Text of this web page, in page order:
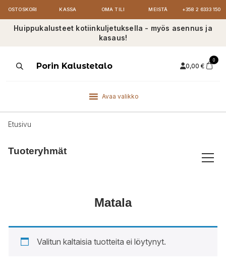
OSTOSKORI KASSA OMA TILI MEISTÄ +358 2 6333 150
Huippukalusteet kotiinkuljetuksella - myös asennus ja
kasaus!
ProductsPorin Kalustetalo 0,00 €
0
Avaa valikko
Etusivu
Tuoteryhmät
Matala
Valitun kaltaisia tuotteita ei löytynyt.